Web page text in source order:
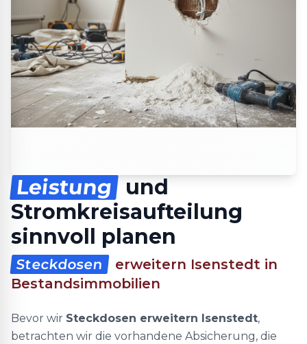
Leistung
und
Stromkreisaufteilung
sinnvoll planen
Steckdosen
erweitern Isenstedt in
Bestandsimmobilien
Bevor wir Steckdosen erweitern Isenstedt,
betrachten wir die vorhandene Absicherung, die